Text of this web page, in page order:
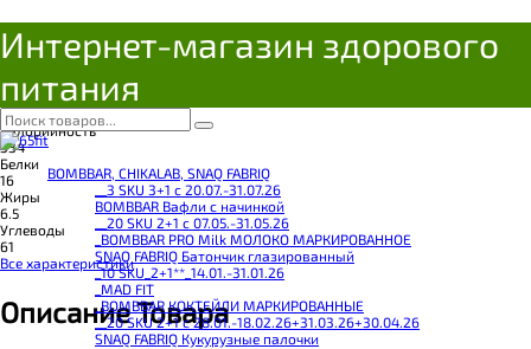
Интернет-магазин здорового
питания
BOMBBAR, CHIKALAB, SNAQ FABRIQ
__3 SKU 3+1 с 20.07.-31.07.26
BOMBBAR Вафли с начинкой
__20 SKU 2+1 с 07.05.-31.05.26
_BOMBBAR PRO Milk МОЛОКО МАРКИРОВАННОЕ
SNAQ FABRIQ Батончик глазированный
_10 SKU_2+1**_14.01.-31.01.26
_MAD FIT
_BOMBBAR КОКТЕЙЛИ МАРКИРОВАННЫЕ
__20 SKU 2+1 с 28.01.-18.02.26+31.03.26+30.04.26
SNAQ FABRIQ Кукурузные палочки
Поделиться с друзьями
Бренд
Житница здоровья
Калорийность
334
Белки
16
Жиры
6.5
Углеводы
61
Все характеристики
Описание Товара